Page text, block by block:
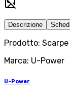
Descrizione
Prodotto:
Marca: U-Power
U-Power